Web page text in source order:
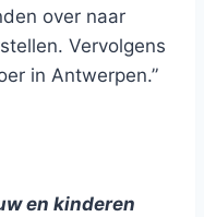
over naar
Vervolgens
in Antwerpen.”
en kinderen